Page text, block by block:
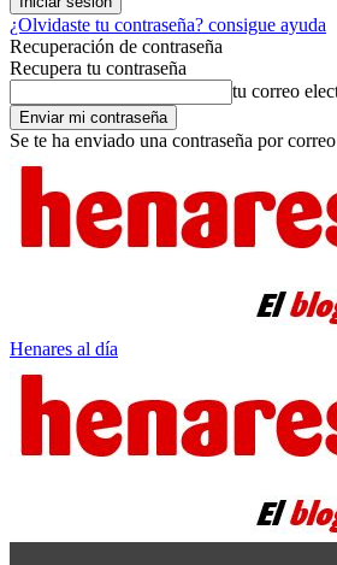
¿Olvidaste tu contraseña? consigue ayuda
Recuperación de contraseña
Recupera tu contraseña
tu correo
Se te ha enviado una contraseña por
Henares al día